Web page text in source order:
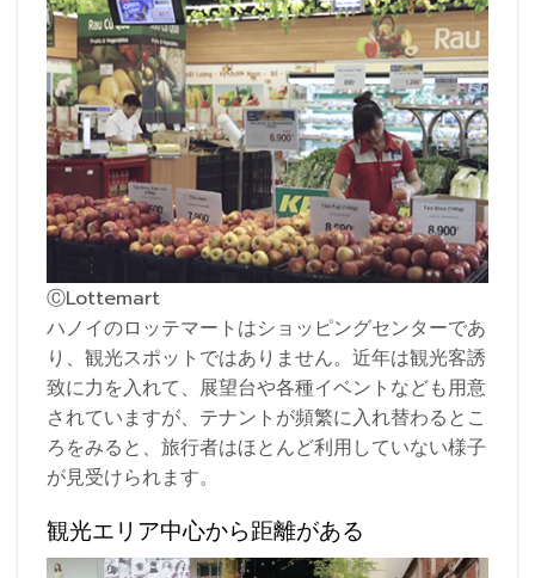
ⒸLottemart
ハノイのロッテマートはショッピングセンターであ
り、観光スポットではありません。近年は観光客誘
致に力を入れて、展望台や各種イベントなども用意
されていますが、テナントが頻繁に入れ替わるとこ
ろをみると、旅行者はほとんど利用していない様子
が見受けられます。
観光エリア中心から距離がある